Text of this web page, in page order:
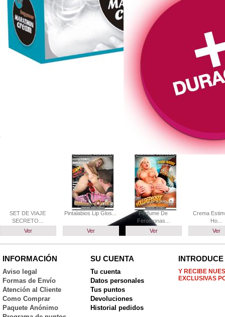
OTROS PRODUCTOS QUE TAMBIÉN TE PUEDEN
SET DE VIAJE
SECRETO...
Ver
Pintalabios Lip Glos...
Ver
Perfume De
Feromonas...
Ver
Crema
Ho...
Ver
INFORMACIÓN
Aviso legal
Formas de Envío
Atención al Cliente
Como Comprar
Paquete Anónimo
SU CUENTA
Tu cuenta
Datos personales
Tus puntos
Devoluciones
Historial pedidos
Y RECIBE
EXCLUSIVAS